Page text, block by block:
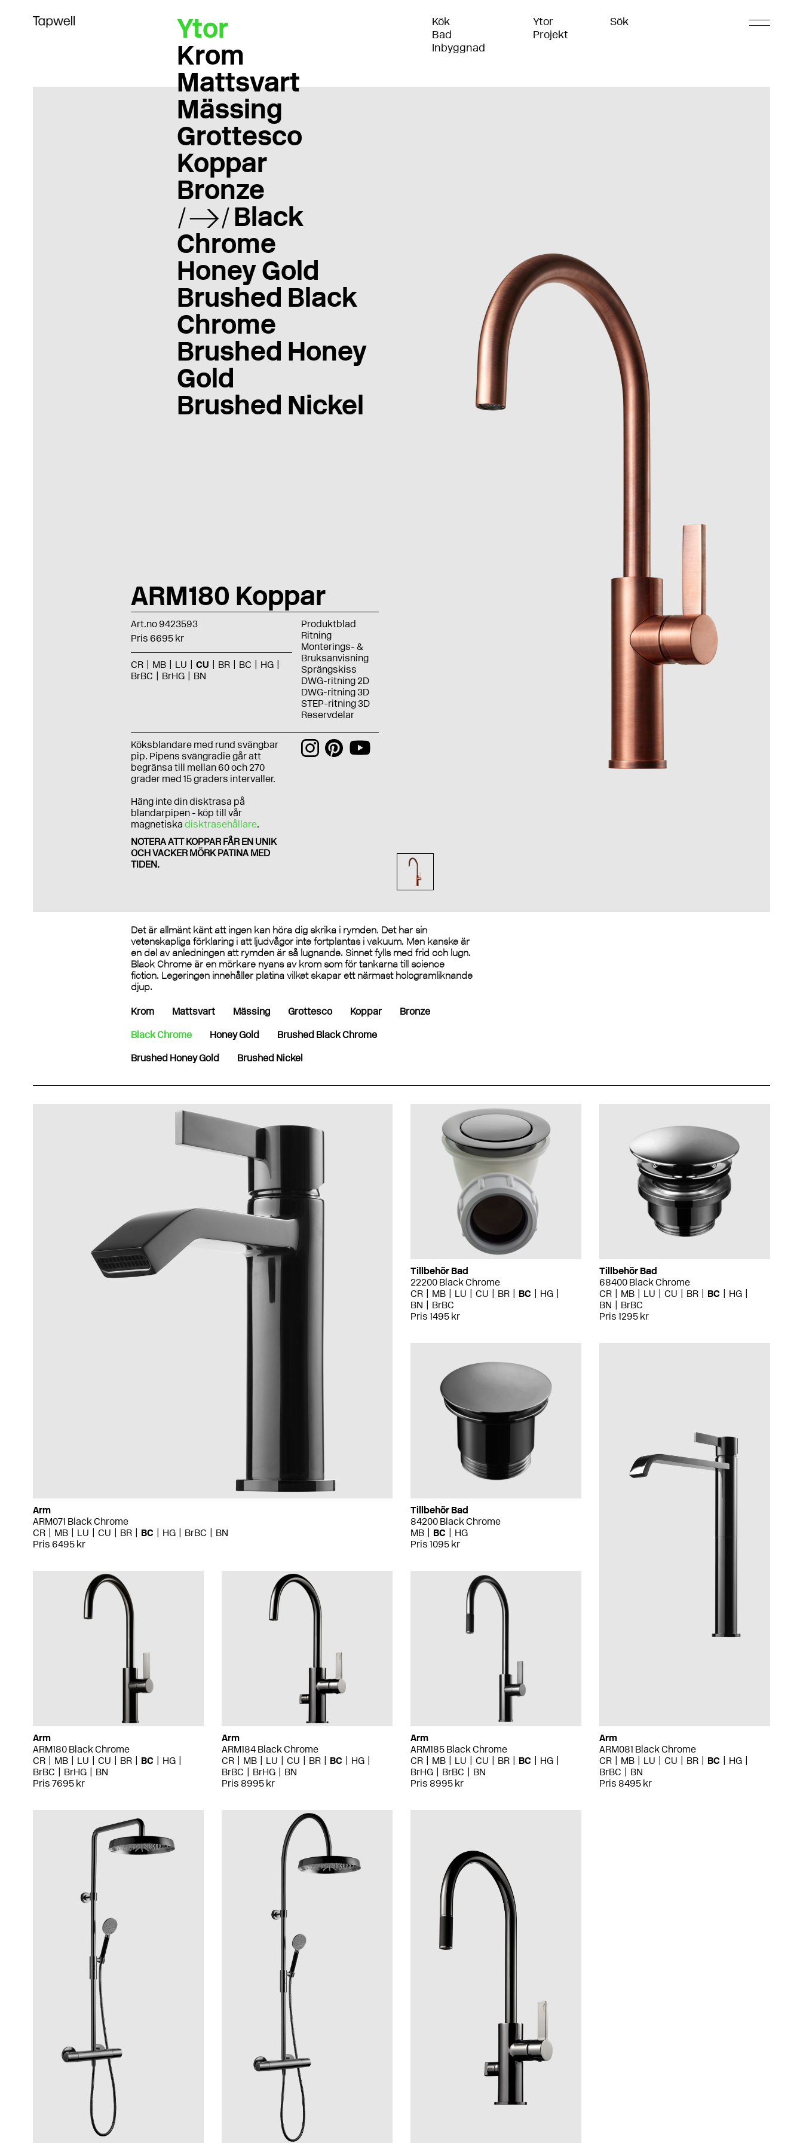
Ytor
Krom
Mattsvart
Mässing
Grottesco
Koppar
Bronze
Black
Chrome
Honey Gold
Brushed Black
Chrome
Brushed Honey
Gold
Brushed Nickel
Kök
Bad
Inbyggnad
Ytor
Projekt
Sök
ARM180 Koppar
Art.no 9423593
Pris 6695 kr
CR MB LU CU BR BC
HG
BrBC
BrHG BN
Produktblad
Ritning
Monterings- &
Bruksanvisning
Sprängskiss
DWG-ritning 2D
DWG-ritning 3D
STEP-ritning 3D
Reservdelar
Köksblandare med rund svängbar
pip. Pipens svängradie går att
begränsa till mellan 60 och 270
grader med 15 graders intervaller.
Häng inte din disktrasa på
blandarpipen - köp till vår
magnetiskadisktrasehållare.
NOTERA ATT KOPPAR FÅR EN UNIK
OCH VACKER MÖRK PATINA MED
TIDEN.
Det är allmänt känt att ingen kan höra dig skrika i rymden. Det har sin
vetenskapliga förklaring i att ljudvågor inte fortplantas i vakuum. Men kanske är
en del av anledningen att rymden är så lugnande. Sinnet fylls med frid och lugn.
Black Chrome är en mörkare nyans av krom som för tankarna till science
fiction. Legeringen innehåller platina vilket skapar ett närmast hologramliknande
djup.
Krom Mattsvart Mässing Grottesco Koppar Bronze
Black Chrome Honey Gold Brushed Black Chrome
Brushed Honey Gold Brushed Nickel
Arm
ARM071 Black Chrome
CR
MB LU CU BR BC HG BrBC
BN
Pris 6495 kr
Tillbehör Bad
22200 Black Chrome
CR
MB LU CU BR BC
HG
BN
BrBC
Pris 1495 kr
Tillbehör Bad
68400 Black Chrome
CR
MB LU CU BR BC
HG
BN
BrBC
Pris 1295 kr
Tillbehör Bad
84200 Black Chrome
MB
BC
HG
Pris 1095 kr
Arm
ARM081 Black Chrome
CR
MB LU CU BR BC
HG
BrBC
BN
Pris 8495 kr
Arm
ARM180 Black Chrome
CR
MB LU CU BR BC
HG
BrBC
BrHG
BN
Pris 7695 kr
Arm
ARM184 Black Chrome
CR
MB LU CU BR BC
HG
BrBC
BrHG
BN
Pris 8995 kr
Arm
ARM185 Black Chrome
CR
MB LU CU BR BC
HG
BrHG
BrBC
BN
Pris 8995 kr